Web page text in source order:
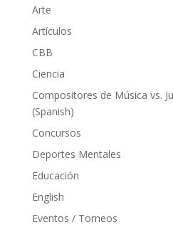
Arte
Artículos
CBB
Ciencia
Compositores de Música vs.
(Spanish)
Concursos
Deportes Mentales
Educación
English
Eventos / Torneos